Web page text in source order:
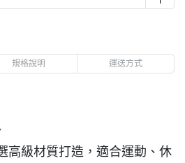
規格說明 運送方式
高級材質打造，適合運動、休